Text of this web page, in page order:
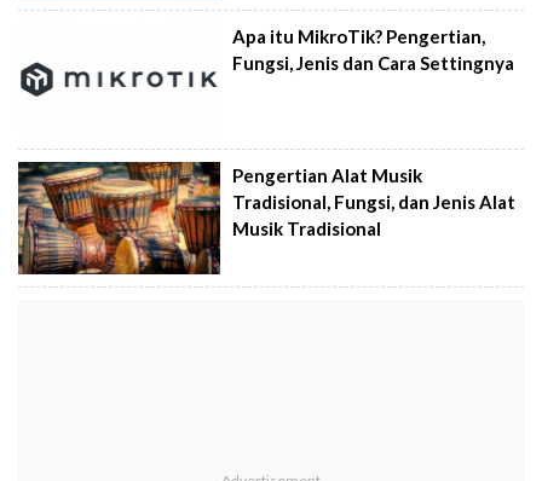
Apa itu MikroTik? Pengertian,
Fungsi, Jenis dan Cara Settingnya
Pengertian Alat Musik
Tradisional, Fungsi, dan Jenis Alat
Musik Tradisional